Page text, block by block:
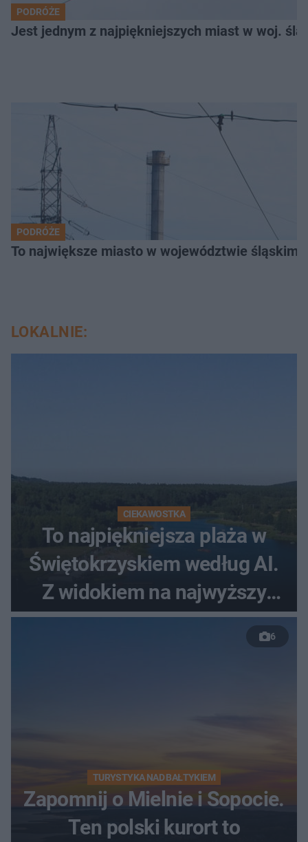
PODRÓŻE
Jest jednym z najpiękniejszych miast w woj.
PODRÓŻE
To największe miasto w województwie
LOKALNIE:
CIEKAWOSTKA
To najpiękniejsza plaża w
Świętokrzyskiem według AI.
Z widokiem na najwyższy
szczyt Gór Świętokrzyskich
6
TURYSTYKA NAD BAŁTYKIEM
Zapomnij o Mielnie i Sopocie.
Ten polski kurort to